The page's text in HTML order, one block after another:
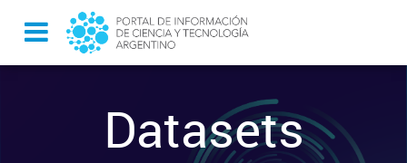
Datasets